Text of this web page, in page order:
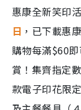
惠康全新笑印
日 ，已下載惠
購物每滿$60
賞！集齊指定
款電子印花限